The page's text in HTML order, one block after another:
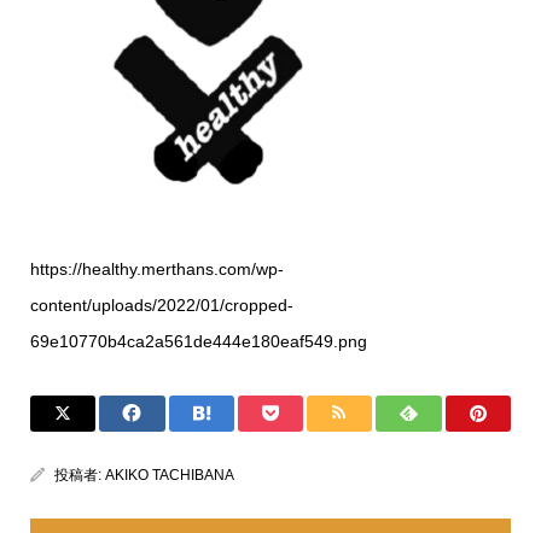
https://healthy.merthans.com/wp-
content/uploads/2022/01/cropped-
69e10770b4ca2a561de444e180eaf549.png
投稿者: AKIKO TACHIBANA